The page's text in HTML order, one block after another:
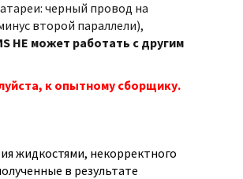
черный провод на
второй параллели),
НЕ может работать с другим
к опытному сборщику.
жидкостями, некорректного
в результате